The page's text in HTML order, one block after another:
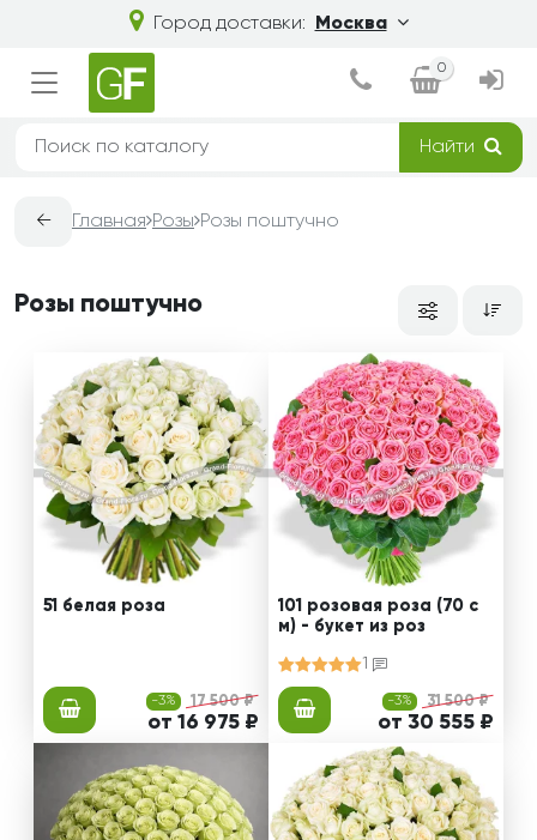
Город доставки: Москва
0
Найти
← Главная Розы Розы поштучно
Розы поштучно
51 белая роза
-3% 17 500 ₽
от 16 975 ₽
101 розовая роза (70 с
м) - букет из роз
1
-3% 31 500 ₽
от 30 555 ₽